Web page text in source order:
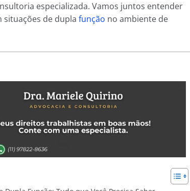
especializada. Vamos juntos entender
situações de dupla função no ambiente de